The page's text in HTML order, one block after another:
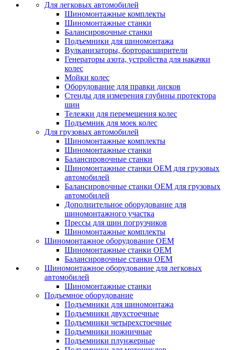
Для легковых автомобилей
Шиномонтажные комплекты
Шиномонтажные станки
Балансировочные станки
Подъемники для шиномонтажа
Вулканизаторы, борторасширители
Генераторы азота, устройства для накачки
колес
Мойки колес
Оборудование для правки дисков
Стенды для измерения глубины протектора
шин
Тележки для перемещения колес
Подъемник для моек колеc
Для грузовых автомобилей
Шиномонтажные комплекты
Шиномонтажные станки
Балансировочные станки
Шиномонтажные станки ОЕМ для грузовых
автомобилей
Балансировочные станки ОЕМ для грузовых
автомобилей
Дополнительное оборудование для
шиномонтажного участка
Прессы для шин погрузчиков
Шиномонтажные комплекты
Шиномонтажное оборудование ОЕМ
Шиномонтажные станки ОЕМ
Балансировочные станки ОЕМ
Шиномонтажное оборудование для легковых
автомобилей
Шиномонтажные станки
Подъемное оборудование
Подъемники для шиномонтажа
Подъемники двухстоечные
Подъемники четырехстоечные
Подъемники ножничные
Подъемники плунжерные